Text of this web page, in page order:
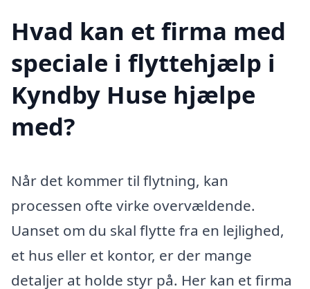
Hvad kan et firma med
speciale i flyttehjælp i
Kyndby Huse hjælpe
med?
Når det kommer til flytning, kan
processen ofte virke overvældende.
Uanset om du skal flytte fra en lejlighed,
et hus eller et kontor, er der mange
detaljer at holde styr på. Her kan et firma